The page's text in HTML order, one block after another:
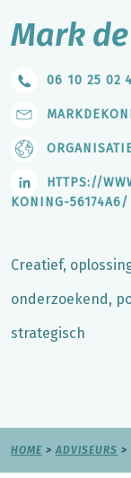
Mark
06 10 25 02
HTTPS://
KONING-56174A6/
Creatief,
onderzoekend,
strategisch
HOME >ADVISEURS >